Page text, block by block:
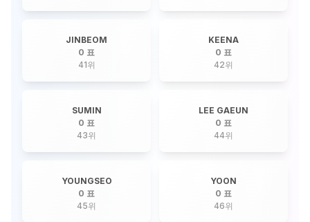
JINBEOM
0 표
41위
KEENA
0 표
42위
SUMIN
0 표
43위
LEE GAEUN
0 표
44위
YOUNGSEO
0 표
45위
YOON
0 표
46위